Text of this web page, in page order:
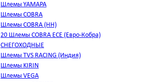
Шлемы YAMAPA
Шлемы COBRA
Шлемы COBRA (HH)
20 Шлемы COBRA ECE (Евро-Кобра)
СНЕГОХОДНЫЕ
Шлемы TVS RACING (Индия)
Шлемы KIRIN
Шлемы VEGA